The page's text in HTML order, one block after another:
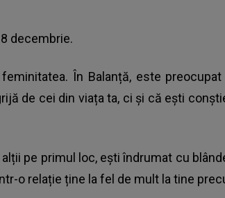
decembrie.
În Balanță, este preocupat
de cei din viața ta, ci și că ești
pe primul loc, ești îndrumat cu
o relație ține la fel de mult la tine